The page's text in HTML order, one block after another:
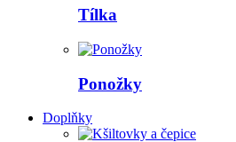
Tílka
Ponožky
Doplňky